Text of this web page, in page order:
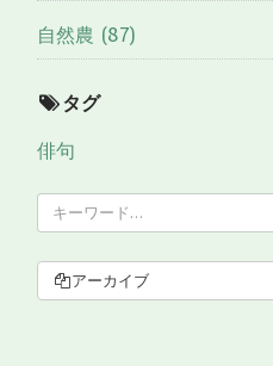
自然農 (87)
タグ
俳句
アーカイブ